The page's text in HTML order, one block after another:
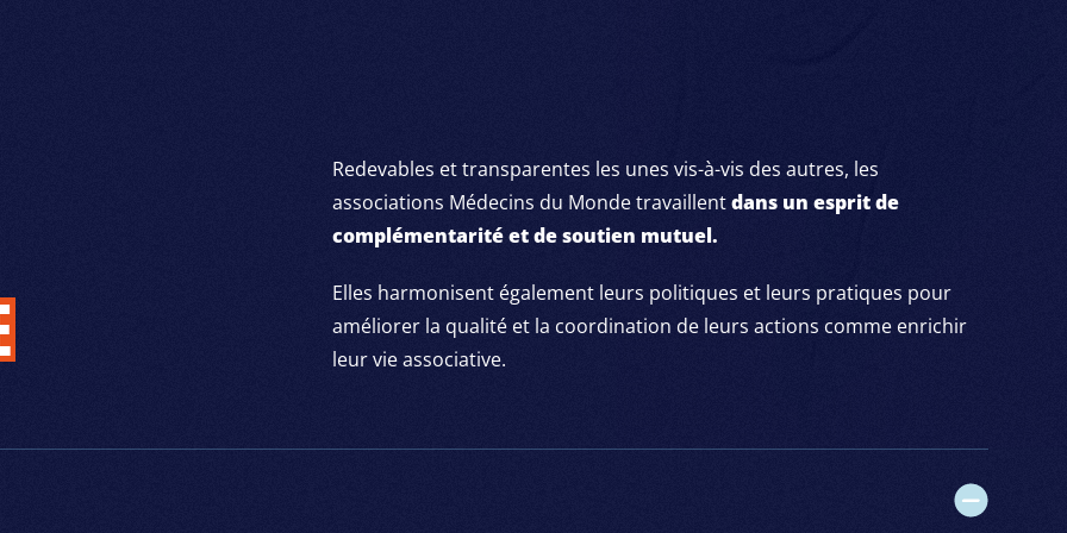
Redevables et transparentes les unes vis-à-vis des autres, les
associations Médecins du Monde travaillent dans un esprit de
complémentarité et de soutien mutuel.
Elles harmonisent également leurs politiques et leurs pratiques pour
améliorer la qualité et la coordination de leurs actions comme enrichir
leur vie associative.